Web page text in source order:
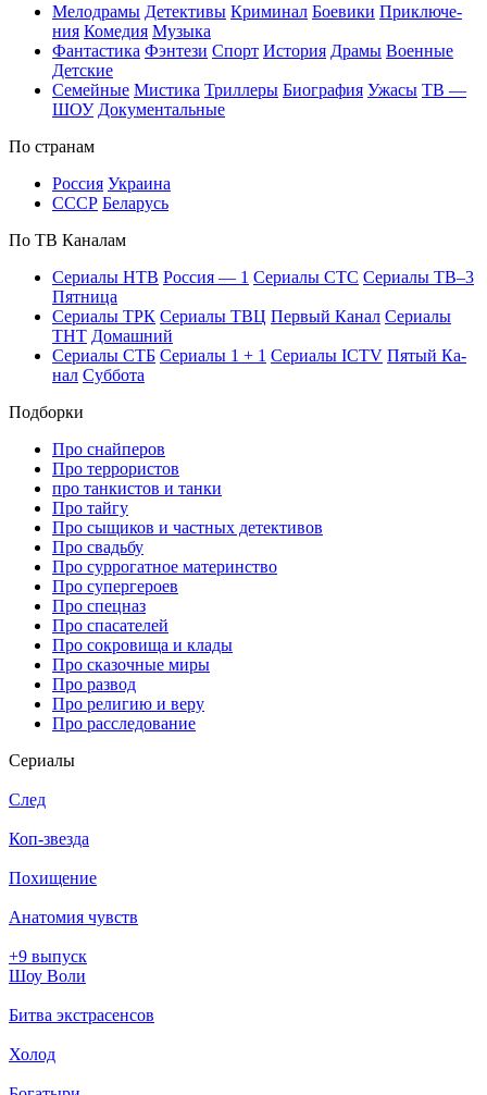
Ме­ло­дра­мы Де­тек­ти­вы Кри­ми­нал Бое­ви­ки При­клю­че­
ния Ко­ме­дия Му­зы­ка
Фан­та­сти­ка Фэн­те­зи Спорт Ис­то­рия Дра­мы Во­ен­ные
Дет­ские
Се­мей­ные Мис­ти­ка Трил­ле­ры Био­гра­фия Ужа­сы ТВ —
ШОУ До­ку­мен­таль­ные
По стра­нам
Рос­сия Ук­раи­на
СССР Бе­ла­русь
По ТВ Ка­на­лам
Се­риа­лы НТВ Рос­сия — 1 Се­риа­лы СТС Се­риа­лы ТВ–3
Пят­ни­ца
Се­риа­лы ТРК Се­риа­лы ТВЦ Пер­вый Ка­нал Се­риа­лы
ТНТ До­маш­ний
Се­риа­лы СТБ Се­риа­лы 1 + 1 Се­риа­лы ICTV Пя­тый Ка­
нал Суб­бо­та
Подборки
Про снайперов
Про террористов
про танкистов и танки
Про тайгу
Про сыщиков и частных детективов
Про свадьбу
Про суррогатное материнство
Про супергероев
Про спецназ
Про спасателей
Про сокровища и клады
Про сказочные миры
Про развод
Про религию и веру
Про расследование
Се­риа­лы
След
Коп-звезда
Похищение
Анатомия чувств
+9 выпуск
Шоу Воли
Битва экстрасенсов
Холод